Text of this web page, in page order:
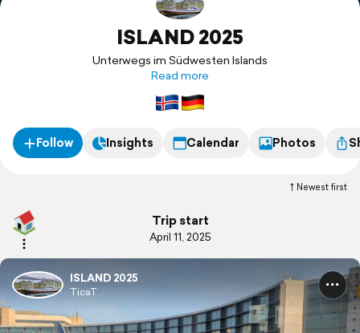
ISLAND 2025
Unterwegs im Südwesten Islands
Read more
Follow Insights Calendar Photos
Newest first
Trip start
April 11, 2025
ISLAND 2025
TicaT